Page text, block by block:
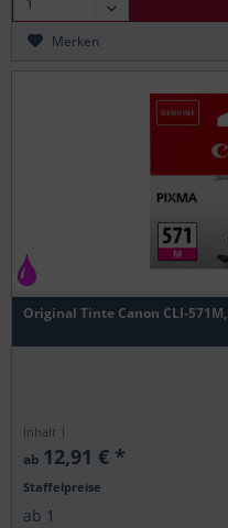
Merken
Original Tinte Canon CLI-
Inhalt 1
ab 12,91 € *
Staffelpreise
ab 1